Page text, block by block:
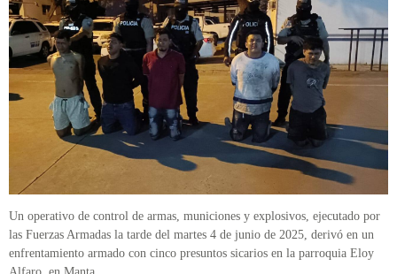
Un operativo de control de armas, municiones y explosivos, ejecutado por
las Fuerzas Armadas la tarde del martes 4 de junio de 2025, derivó en un
enfrentamiento armado con cinco presuntos sicarios en la parroquia Eloy